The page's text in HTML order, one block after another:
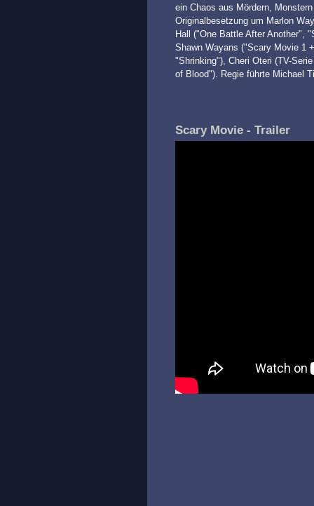
ein Chaos aus Mördern,
Originalbesetzung um Marlon
Hall ("One Battle After Another",
Shawn Wayans ("Scary Movie 1
"Shrinking"), Cheri Oteri (TV-
of Blood"). Regie führte Michael
Scary Movie - Trailer